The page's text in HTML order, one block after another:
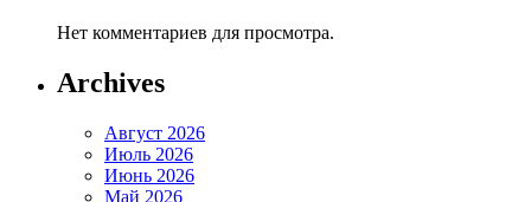
Нет комментариев для просмотра.
Archives
Август 2026
Июль 2026
Июнь 2026
Май 2026